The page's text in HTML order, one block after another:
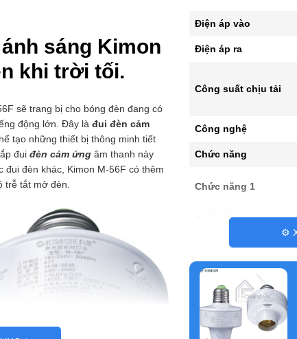
sáng Kimon
khi trời tối.
sẽ trang bị cho bóng đèn đang có
động lớn. Đây là đui đèn cảm
tạo những thiết bị thông minh tiết
đui đèn cảm ứng âm thanh này
đui đèn khác, Kimon M-56F có thêm
tắt mở đèn.
Điện áp vào
Điện áp ra
Công suất chịu tải
Công nghệ
Chức năng
Chức năng 1
Chất liệu
Xuất xứ/ Hãng
Kích thước
⚙️